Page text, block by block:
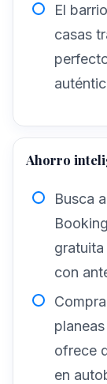
El
casas
Ahorro
Busca
con
ofrece
en